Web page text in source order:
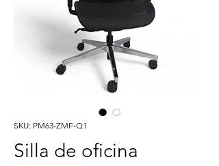
SKU: PM63-ZMF-Q1
Silla de oficina